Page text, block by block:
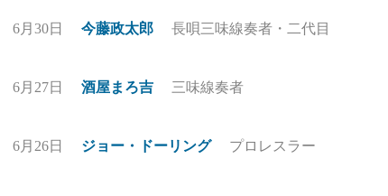
6月30日 今藤政太郎 長唄三味線奏者・二代目
6月27日 酒屋まろ吉 三味線奏者
6月26日 ジョー・ドーリング プロレスラー